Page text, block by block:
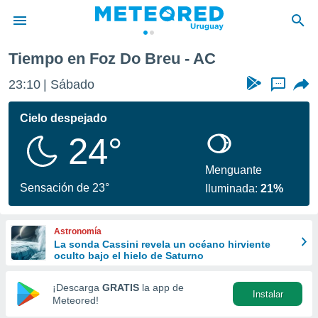
de
ha
calidad.
a este
las
y
forma
digital
basada
Tiempo en Foz Do Breu - AC
23:10 Sábado ...
Cielo despejado
24°
Sensación de 23°
Menguante
Iluminada:21%
Astronomía
La sonda Cassini revela un océano hirviente
oculto bajo el hielo de Saturno
¡Descarga GRATIS la app de
Meteored!
Instalar